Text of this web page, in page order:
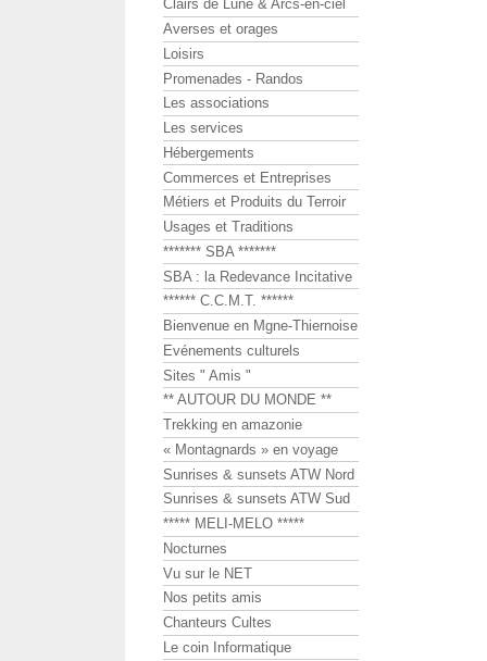
Clairs de Lune & Arcs-en-ciel
Averses et orages
Loisirs
Promenades - Randos
Les associations
Les services
Hébergements
Commerces et Entreprises
Métiers et Produits du Terroir
Usages et Traditions
******* SBA *******
SBA : la Redevance Incitative
****** C.C.M.T. ******
Bienvenue en Mgne-Thiernoise
Evénements culturels
Sites " Amis "
** AUTOUR DU MONDE **
Trekking en amazonie
« Montagnards » en voyage
Sunrises & sunsets ATW Nord
Sunrises & sunsets ATW Sud
***** MELI-MELO *****
Nocturnes
Vu sur le NET
Nos petits amis
Chanteurs Cultes
Le coin Informatique